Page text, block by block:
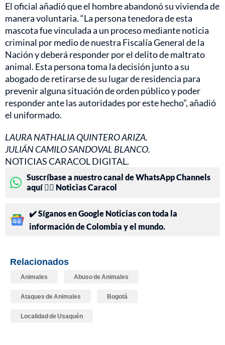
El oficial añadió que el hombre abandonó su vivienda de
manera voluntaria. “La persona tenedora de esta
mascota fue vinculada a un proceso mediante noticia
criminal por medio de nuestra Fiscalía General de la
Nación y deberá responder por el delito de maltrato
animal. Esta persona toma la decisión junto a su
abogado de retirarse de su lugar de residencia para
prevenir alguna situación de orden público y poder
responder ante las autoridades por este hecho”, añadió
el uniformado.
LAURA NATHALIA QUINTERO ARIZA.
JULIÁN CAMILO SANDOVAL BLANCO.
NOTICIAS CARACOL DIGITAL.
Suscríbase a nuestro canal de WhatsApp Channels
aquí 👉🏻 Noticias Caracol
✔️ Síganos en Google Noticias con toda la
información de Colombia y el mundo.
Relacionados
Animales Abuso de Animales
Ataques de Animales Bogotá
Localidad de Usaquén